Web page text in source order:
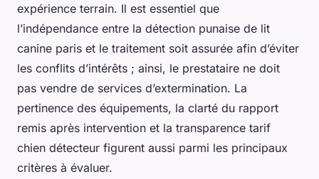
expérience terrain. Il est essentiel que
l’indépendance entre la détection punaise de lit
canine paris et le traitement soit assurée afin d’éviter
les conflits d’intérêts ; ainsi, le prestataire ne doit
pas vendre de services d’extermination. La
pertinence des équipements, la clarté du rapport
remis après intervention et la transparence tarif
chien détecteur figurent aussi parmi les principaux
critères à évaluer.